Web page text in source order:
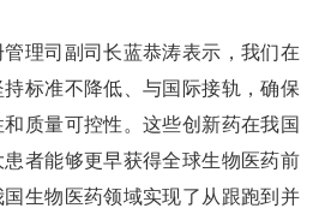
司副司长蓝恭涛表示，我们在
标准不降低、与国际接轨，确保
质量可控性。这些创新药在我国
者能够更早获得全球生物医药前
生物医药领域实现了从跟跑到并